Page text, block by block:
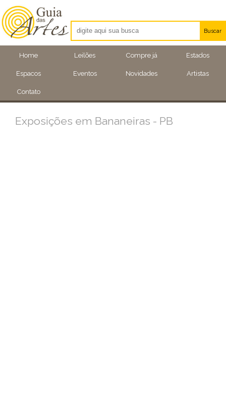
Home Leilões Compre já Estados
Espacos Eventos Novidades Artistas
Contato
Buscar
Artistas
Eventos
Exposições em Bananeiras - PB